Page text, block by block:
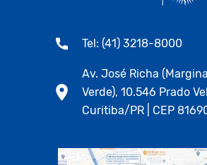
Tel: (41) 3218-8000
Av. José Richa
Verde), 10.546 Prado
Curitiba/PR | CEP